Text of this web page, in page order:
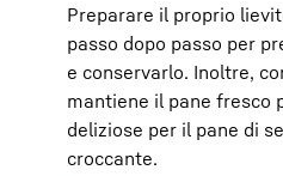
Preparare il proprio
passo dopo passo per
e conservarlo. Inoltre,
mantiene il pane fresco
deliziose per il pane di
croccante.